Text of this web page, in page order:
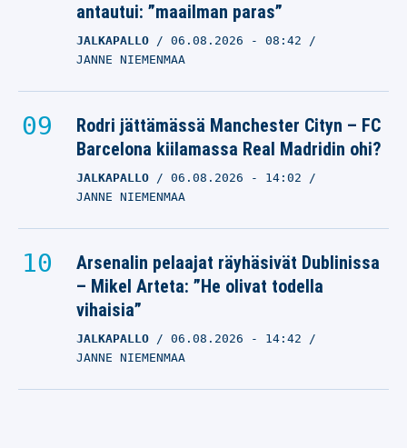
antautui: ”maailman paras”
JALKAPALLO 06.08.2026 - 08:42
JANNE NIEMENMAA
Rodri jättämässä Manchester Cityn – FC
Barcelona kiilamassa Real Madridin ohi?
JALKAPALLO 06.08.2026 - 14:02
JANNE NIEMENMAA
Arsenalin pelaajat räyhäsivät Dublinissa
– Mikel Arteta: ”He olivat todella
vihaisia”
JALKAPALLO 06.08.2026 - 14:42
JANNE NIEMENMAA